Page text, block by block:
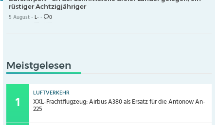
rüstiger Achtzigjähriger
5 August -L-- 0
Meistgelesen
LUFTVERKEHR
XXL-Frachtflugzeug: Airbus A380 als Ersatz für die Antonow An-
225